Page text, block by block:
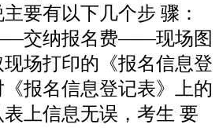
要有以下几个步 骤：
交纳报名费——现场图
场打印的《报名信息登
报名信息登记表》上的
上信息无误，考生 要